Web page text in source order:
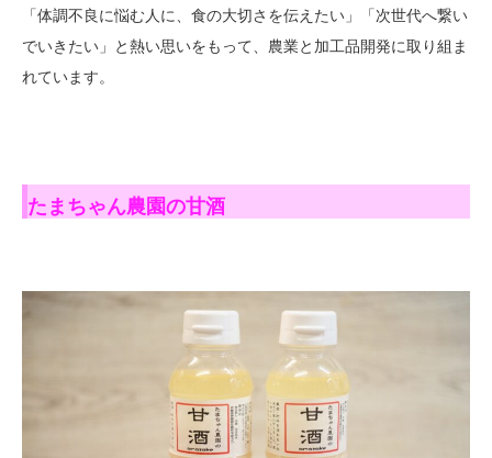
「体調不良に悩む人に、食の大切さを伝えたい」「次世代へ繋い
でいきたい」と熱い思いをもって、農業と加工品開発に取り組ま
れています。
たまちゃん農園の甘酒